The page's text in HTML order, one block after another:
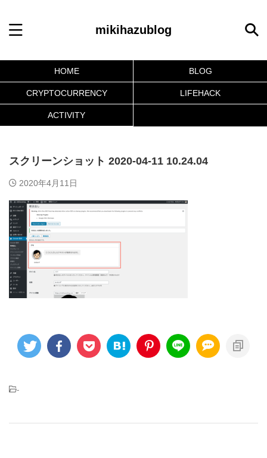
mikihazublog
HOME BLOG
CRYPTOCURRENCY LIFEHACK
ACTIVITY
スクリーンショット 2020-04-11 10.24.04
2020年4月11日
-